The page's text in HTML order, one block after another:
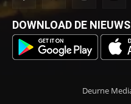
DOWNLOAD DE
Deurne